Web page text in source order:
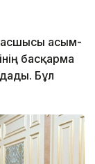
Қасым-
басқарма
Бұл